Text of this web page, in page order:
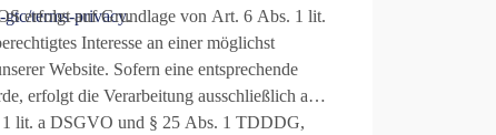
terms-privacy.
erfolgt auf Grundlage von Art. 6 Abs. 1 lit.
Interesse an einer möglichst
Website. Sofern eine entsprechende
erfolgt die Verarbeitung ausschließlich auf
lit. a DSGVO und § 25 Abs. 1 TDDDG,